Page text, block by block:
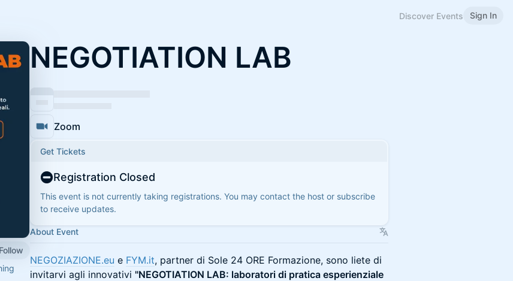
Discover Events Sign In
Follow
NEGOTIATION LAB
Zoom
Get Tickets
Registration Closed
This event is not currently taking registrations. You may contact the host or subscribe
to receive updates.
About Event
NEGOZIAZIONE.eu e FYM.it, partner di Sole 24 ORE Formazione, sono liete di
invitarvi agli innovativi "NEGOTIATION LAB: laboratori di pratica esperienziale